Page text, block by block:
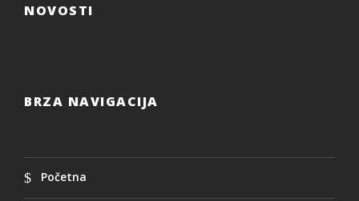
NOVOSTI
BRZA NAVIGACIJA
Početna